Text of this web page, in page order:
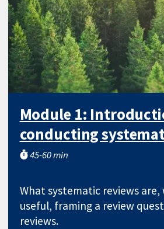
Module 1:
conducting
45-60 min
What systematic reviews are,
useful, framing a review
reviews.